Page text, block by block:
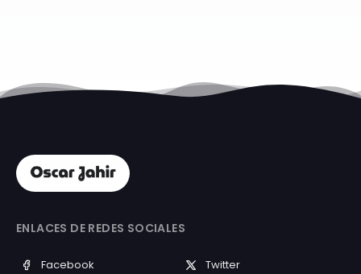
ENLACES DE REDES SOCIALES
Facebook Twitter